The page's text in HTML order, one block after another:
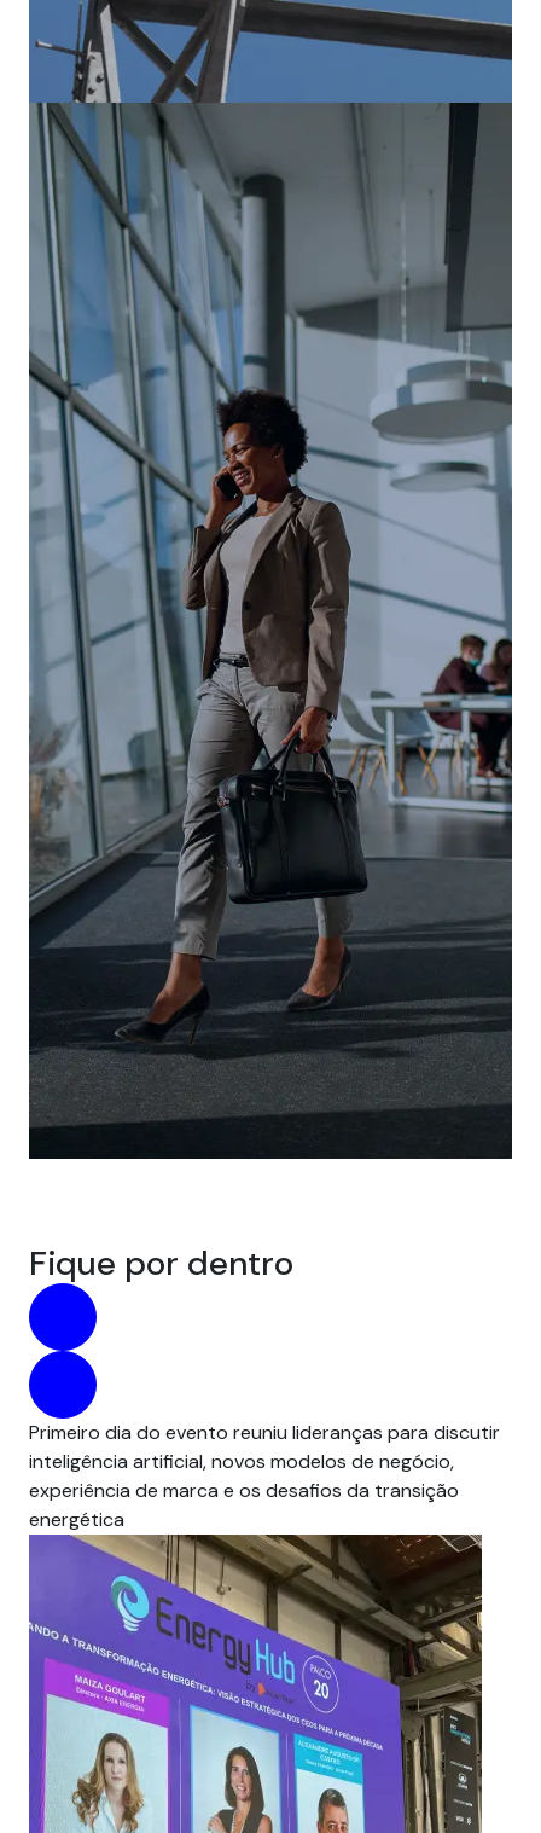
Fique por dentro
Primeiro dia do evento reuniu lideranças para discutir
inteligência artificial, novos modelos de negócio,
experiência de marca e os desafios da transição
energética